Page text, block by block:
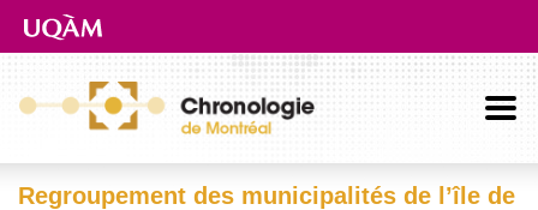
Aller directement au contenu principal
Regroupement des municipalités de l’île de